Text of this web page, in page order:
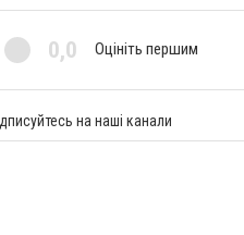
0,0 Оцініть першим
на наші канали